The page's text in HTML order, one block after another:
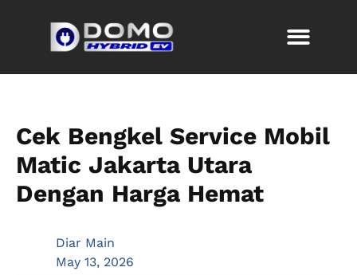
Cek Bengkel Service Mobil
Matic Jakarta Utara
Dengan Harga Hemat
Diar Main
May 13, 2026